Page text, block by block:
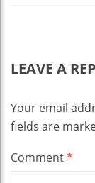
LEAVE A
Your email
fields are
Comment*